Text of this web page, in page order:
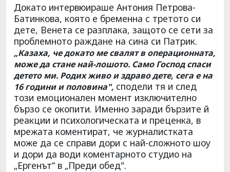
Докато интервюираше Антония Петрова-
Батинкова, която е бременна с третото си
дете, Венета се разплака, защото се сети за
проблемното раждане на сина си Патрик.
„Казаха, че докато ме свалят в операционната,
може да стане най-лошото. Само Господ спаси
детето ми. Родих живо и здраво дете, сега е на
16 години и половина", сподели тя и след
този емоционален момент изключително
бързо се окопити. Именно заради бързите й
реакции и психологическата и преценка, в
мрежата коментират, че журналистката
може да се справи дори с най-сложното шоу
и дори да води коментарното студио на
„Ергенът“ в „Преди обед".